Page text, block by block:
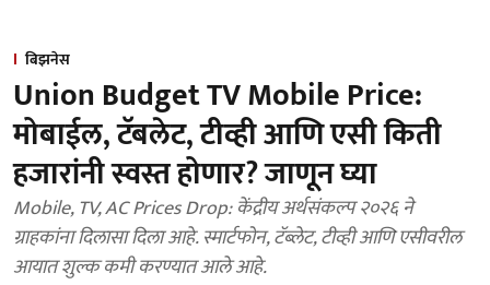
बिझनेस
Union Budget TV Mobile Price:
मोबाईल, टॅबलेट, टीव्ही आणि एसी किती
हजारांनी स्वस्त होणार? जाणून घ्या
Mobile, TV, AC Prices Drop: केंद्रीय अर्थसंकल्प २०२६ ने
ग्राहकांना दिलासा दिला आहे. स्मार्टफोन, टॅब्लेट, टीव्ही आणि एसीवरील
आयात शुल्क कमी करण्यात आले आहे.